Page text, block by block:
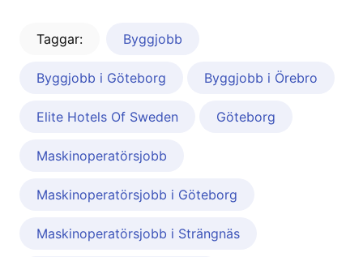
Taggar: Byggjobb
Byggjobb i Göteborg Byggjobb i Örebro
Elite Hotels Of Sweden Göteborg
Maskinoperatörsjobb
Maskinoperatörsjobb i Göteborg
Maskinoperatörsjobb i Strängnäs